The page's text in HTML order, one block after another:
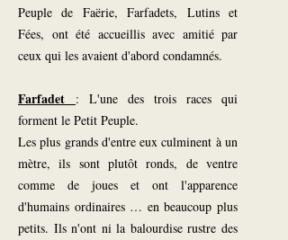
Peuple de Faërie, Farfadets, Lutins et
Fées, ont été accueillis avec amitié par
ceux qui les avaient d'abord condamnés.
Farfadet
: L'une des trois races qui
forment le Petit Peuple.
Les plus grands d'entre eux culminent à un
mètre, ils sont plutôt ronds, de ventre
comme de joues et ont l'apparence
d'humains ordinaires … en beaucoup plus
petits. Ils n'ont ni la balourdise rustre des